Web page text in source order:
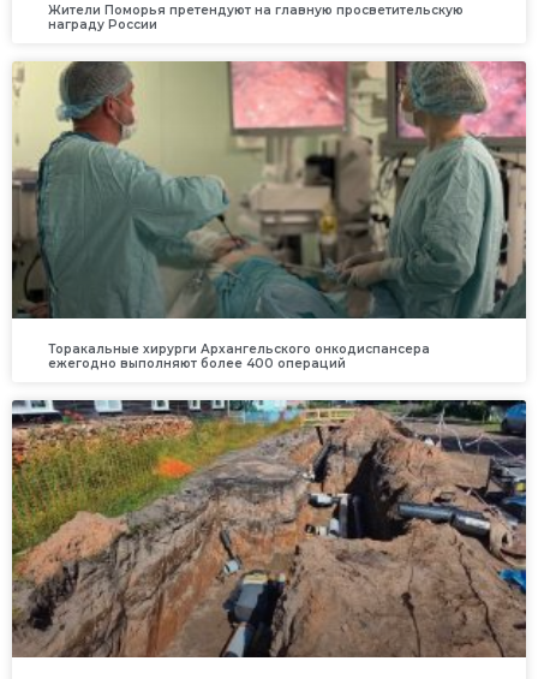
Жители Поморья претендуют на главную просветительскую
награду России
Торакальные хирурги Архангельского онкодиспансера
ежегодно выполняют более 400 операций